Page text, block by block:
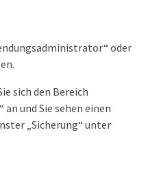
oder
sich den Bereich
und Sie sehen einen
„Sicherung“ unter